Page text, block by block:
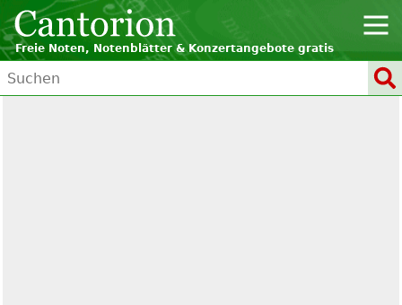
Freie Noten, Notenblätter & Konzertangebote gratis